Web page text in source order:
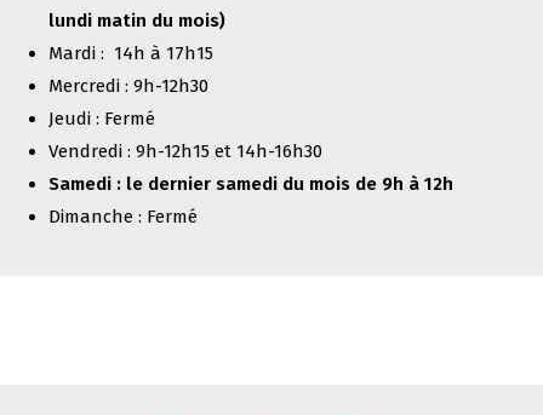
lundi matin du mois)
Mardi : 14h à 17h15
Mercredi : 9h-12h30
Jeudi : Fermé
Vendredi : 9h-12h15 et 14h-16h30
Samedi : le dernier samedi du mois de 9h à 12h
Dimanche : Fermé